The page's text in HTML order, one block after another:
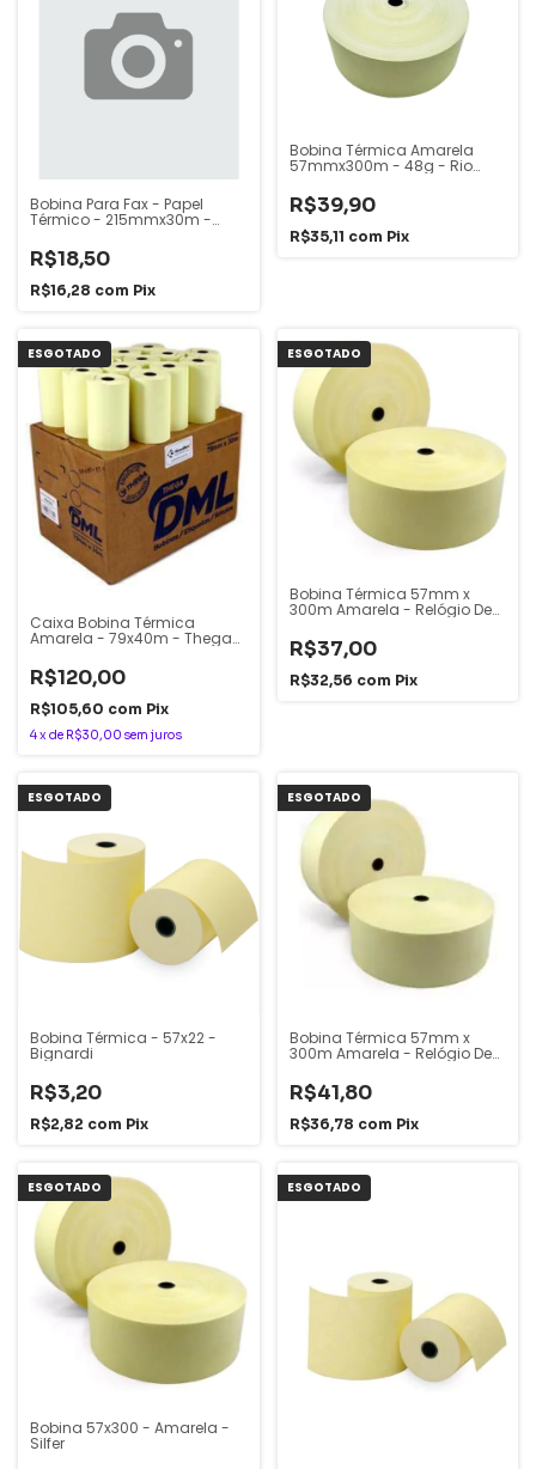
Bobina Para Fax - Papel
Térmico - 215mmx30m -
R$18,50
R$16,28 com Pix
Bobina Térmica Amarela
57mmx300m - 48g - Rio
R$39,90
R$35,11 com Pix
ESGOTADO
Caixa Bobina Térmica
Amarela - 79x40m - Thega
R$120,00
R$105,60 com Pix
4xde R$30,00 sem juros
ESGOTADO
Bobina Térmica 57mm x
300m Amarela - Relógio De
R$37,00
R$32,56 com Pix
ESGOTADO
Bobina Térmica - 57x22 -
Bignardi
R$3,20
R$2,82 com Pix
ESGOTADO
Bobina Térmica 57mm x
300m Amarela - Relógio De
R$41,80
R$36,78 com Pix
ESGOTADO
Bobina 57x300 - Amarela -
Silfer
ESGOTADO